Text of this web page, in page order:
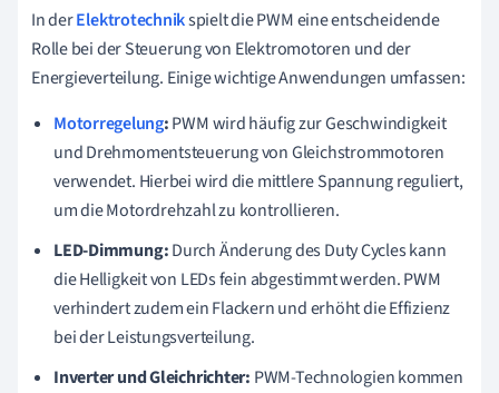
In derElektrotechnikspielt die PWM eine entscheidende
Rolle bei der Steuerung von Elektromotoren und der
Energieverteilung. Einige wichtige Anwendungen umfassen:
Motorregelung:PWM wird häufig zur Geschwindigkeit
und Drehmomentsteuerung von Gleichstrommotoren
verwendet. Hierbei wird die mittlere Spannung reguliert,
um die Motordrehzahl zu kontrollieren.
LED-Dimmung:Durch Änderung des Duty Cycles kann
die Helligkeit von LEDs fein abgestimmt werden. PWM
verhindert zudem ein Flackern und erhöht die Effizienz
bei der Leistungsverteilung.
Inverter und Gleichrichter: PWM-Technologien kommen